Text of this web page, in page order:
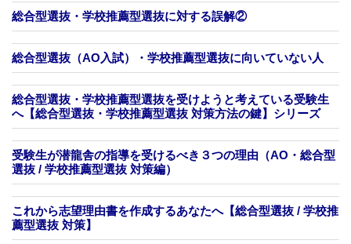
総合型選抜・学校推薦型選抜に対する誤解②
総合型選抜（AO入試）・学校推薦型選抜に向いていない人
総合型選抜・学校推薦型選抜を受けようと考えている受験生
へ【総合型選抜・学校推薦型選抜 対策方法の鍵】シリーズ
受験生が潜龍舎の指導を受けるべき３つの理由（AO・総合型
選抜 / 学校推薦型選抜 対策編）
これから志望理由書を作成するあなたへ【総合型選抜 / 学校推
薦型選抜 対策】